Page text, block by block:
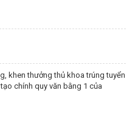
khen thưởng thủ khoa trúng tuyển
chính quy văn bằng 1 của